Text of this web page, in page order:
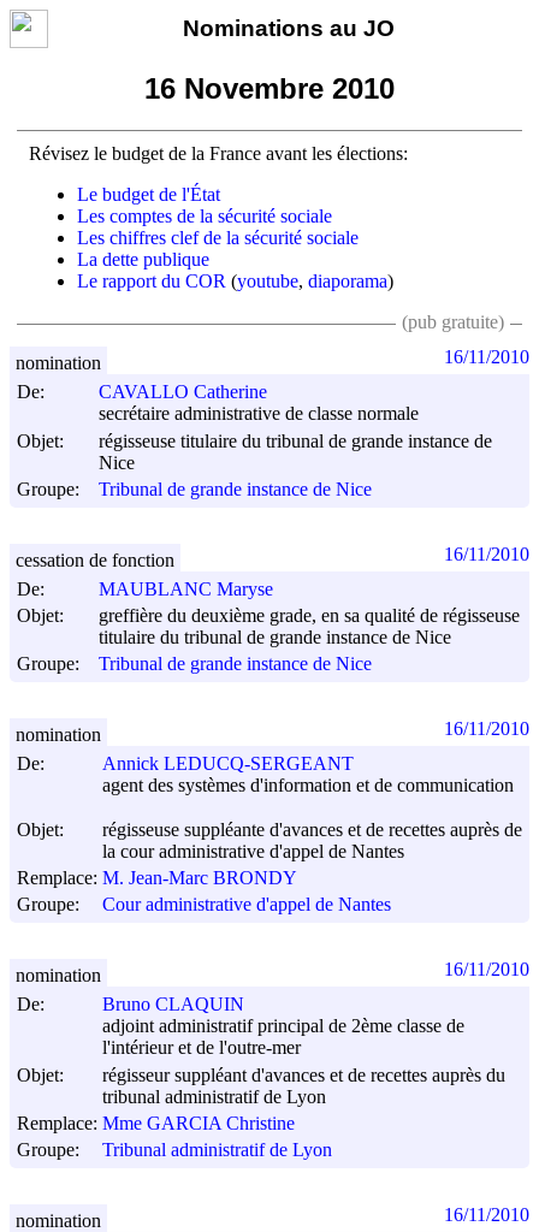
Nominations au JO
16 Novembre 2010
Révisez le budget de la France avant les élections:
Le budget de l'État
Les comptes de la sécurité sociale
Les chiffres clef de la sécurité sociale
La dette publique
Le rapport du COR (youtube, diaporama)
(pub gratuite)
De:
CAVALLO Catherine
secrétaire administrative de classe normale
Objet:
régisseuse titulaire du tribunal de grande instance de
Nice
Groupe:
Tribunal de grande instance de Nice
nomination 16/11/2010
De:
MAUBLANC Maryse
Objet:
greffière du deuxième grade, en sa qualité de régisseuse
titulaire du tribunal de grande instance de Nice
Groupe:
Tribunal de grande instance de Nice
cessation de fonction 16/11/2010
De:
Annick LEDUCQ-SERGEANT
agent des systèmes d'information et de communication
Objet:
régisseuse suppléante d'avances et de recettes auprès de
la cour administrative d'appel de Nantes
Remplace: M. Jean-Marc BRONDY
Groupe:
Cour administrative d'appel de Nantes
nomination 16/11/2010
De:
Bruno CLAQUIN
adjoint administratif principal de 2ème classe de
l'intérieur et de l'outre-mer
Objet:
régisseur suppléant d'avances et de recettes auprès du
tribunal administratif de Lyon
Remplace: Mme GARCIA Christine
Groupe:
Tribunal administratif de Lyon
nomination 16/11/2010
nomination 16/11/2010